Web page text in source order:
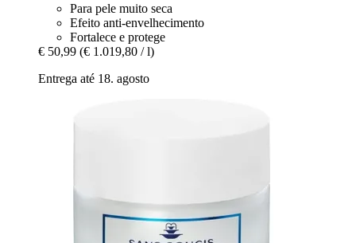
Para pele muito seca
Efeito anti-envelhecimento
Fortalece e protege
€ 50,99 (€ 1.019,80 / l)
Entrega até 18. agosto